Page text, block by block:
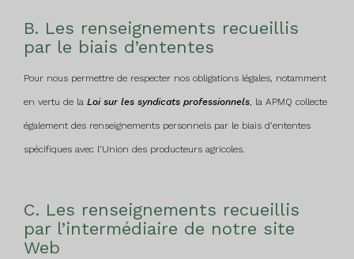
B. Les renseignements recueillis
par le biais d’ententes
Pour nous permettre de respecter nos obligations légales, notamment
en vertu de la Loi sur les syndicats professionnels, la APMQ collecte
également des renseignements personnels par le biais d’ententes
spécifiques avec l’Union des producteurs agricoles.
C. Les renseignements recueillis
par l’intermédiaire de notre site
Web